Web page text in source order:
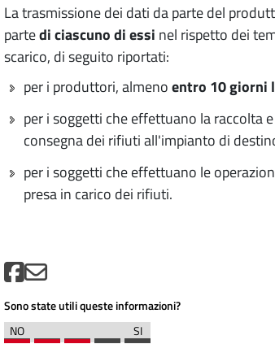
La trasmissione dei dati da parte del
partedi ciascuno di essi nel rispetto dei
scarico, di seguito riportati:
per i produttori, almenoentro 10 giorni
per i soggetti che effettuano la raccolta
consegna dei rifiuti all'impianto di
per i soggetti che effettuano le
presa in carico dei rifiuti.
Sono state utili queste informazioni?